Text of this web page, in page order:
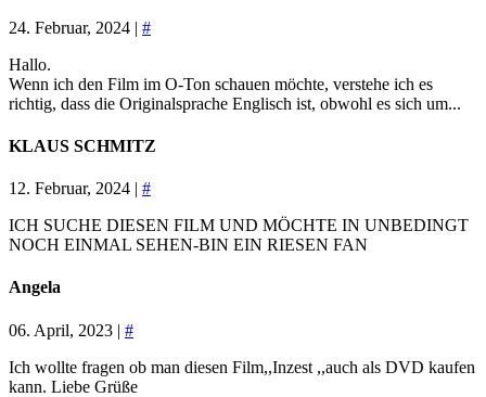
24. Februar, 2024 | #
Hallo.
Wenn ich den Film im O-Ton schauen möchte, verstehe ich es
richtig, dass die Originalsprache Englisch ist, obwohl es sich um...
KLAUS SCHMITZ
12. Februar, 2024 | #
ICH SUCHE DIESEN FILM UND MÖCHTE IN UNBEDINGT
NOCH EINMAL SEHEN-BIN EIN RIESEN FAN
Angela
06. April, 2023 | #
Ich wollte fragen ob man diesen Film,,Inzest ,,auch als DVD kaufen
kann. Liebe Grüße